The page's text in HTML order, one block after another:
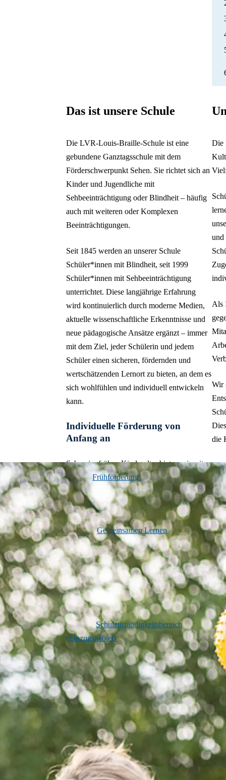
Das ist unsere Schule
Die LVR-Louis-Braille-Schule ist eine
gebundene Ganztagsschule mit dem
Förderschwerpunkt Sehen. Sie richtet sich an
Kinder und Jugendliche mit
Sehbeeinträchtigung oder Blindheit – häufig
auch mit weiteren oder Komplexen
Beeinträchtigungen.
Seit 1845 werden an unserer Schule
Schüler*innen mit Blindheit, seit 1999
Schüler*innen mit Sehbeeinträchtigung
unterrichtet. Diese langjährige Erfahrung
wird kontinuierlich durch moderne Medien,
aktuelle wissenschaftliche Erkenntnisse und
neue pädagogische Ansätze ergänzt – immer
mit dem Ziel, jeder Schülerin und jedem
Schüler einen sicheren, fördernden und
wertschätzenden Lernort zu bieten, an dem es
sich wohlfühlen und individuell entwickeln
kann.
Individuelle Förderung von
Anfang an
Schon im frühen Kindesalter bieten wir mit
unserer Frühförderunggezielte
Unterstützung an – individuell abgestimmt
auf die Bedürfnisse Ihres Kindes.
Auch imGemeinsamen Lernen an
allgemeinbildenden Schulen oder
Berufskollegs stehen unsere erfahrenen
Fachkräfte beratend und begleitend zur Seite.
An unserem Schulstandort in Düren
unterrichten wir etwa 210 Schüler*innen aus
unserem
Schulzuständigkeitsbereich
(Einzugsgebiet) . Dies erfolgt in kleinen
Lerngruppen, die nach ihrem persönlichen
Entwicklungsstand zusammengesetzt sind –
unabhängig von Jahrgang oder
Bildungsgang.
Die
und
Als
Wir
die